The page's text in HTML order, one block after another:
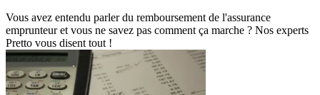
Vous avez entendu parler du remboursement de l'assurance
emprunteur et vous ne savez pas comment ça marche ? Nos experts
Pretto vous disent tout !